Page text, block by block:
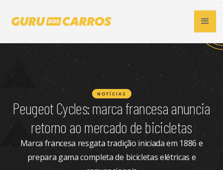
NOTÍCIAS
Peugeot Cycles: marca francesa anuncia
retorno ao mercado de bicicletas
Marca francesa resgata tradição iniciada em 1886 e
prepara gama completa de bicicletas elétricas e